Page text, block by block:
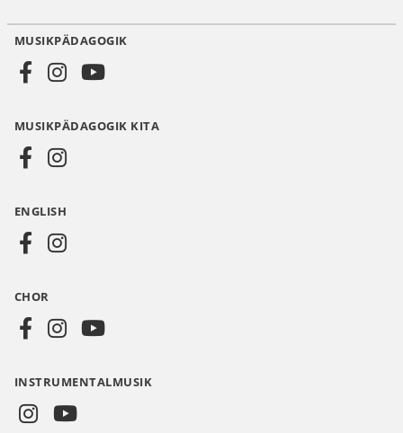
Social
Media
DE
MUSIKPÄDAGOGIK
MUSIKPÄDAGOGIK KITA
ENGLISH
CHOR
INSTRUMENTALMUSIK